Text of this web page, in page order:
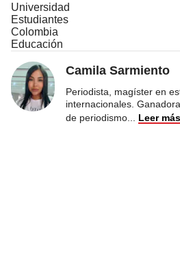
Universidad
Estudiantes
Colombia
Educación
Camila Sarmiento
Periodista, magíster en
internacionales.
de periodismo
Leer más